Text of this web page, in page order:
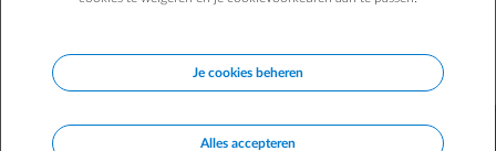
veiliger en levert besparingen op.
Je cookies beheren
Alles accepteren